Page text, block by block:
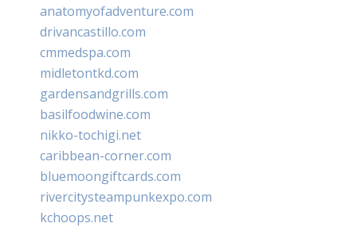
anatomyofadventure.com
drivancastillo.com
cmmedspa.com
midletontkd.com
gardensandgrills.com
basilfoodwine.com
nikko-tochigi.net
caribbean-corner.com
bluemoongiftcards.com
rivercitysteampunkexpo.com
kchoops.net